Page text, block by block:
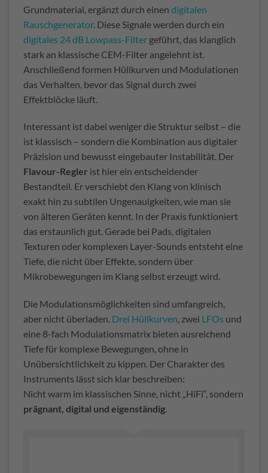
Grundmaterial, ergänzt durch einen digitalen
Rauschgenerator. Diese Signale werden durch ein
digitales 24 dB Lowpass-Filter geführt, das klanglich
stark an klassische CEM-Filter angelehnt ist.
Anschließend formen Hüllkurven und Modulationen
das Verhalten, bevor das Signal durch zwei
Effektblöcke läuft.
Interessant ist dabei weniger die Struktur selbst – die
ist klassisch – sondern die Kombination aus digitaler
Präzision und bewusst eingebauter Instabilität. Der
Flavour-Regler ist hier ein entscheidender
Bestandteil. Er verschiebt den Klang von klinisch
exakt hin zu subtilen Ungenauigkeiten, wie man sie
von älteren Geräten kennt. In der Praxis funktioniert
das erstaunlich gut. Gerade bei Pads, digitalen
Texturen oder komplexen Layer-Sounds entsteht eine
Tiefe, die nicht über Effekte, sondern über
Mikrobewegungen im Klang selbst erzeugt wird.
Die Modulationsmöglichkeiten sind umfangreich,
aber nicht überladen. Drei Hüllkurven, zwei LFOs und
eine 8-fach Modulationsmatrix bieten ausreichend
Tiefe für komplexe Bewegungen, ohne in
Unübersichtlichkeit zu kippen. Der Charakter des
Instruments lässt sich klar beschreiben:
Nicht warm im klassischen Sinne, nicht „HiFi“, sondern
prägnant, digital und eigenständig.